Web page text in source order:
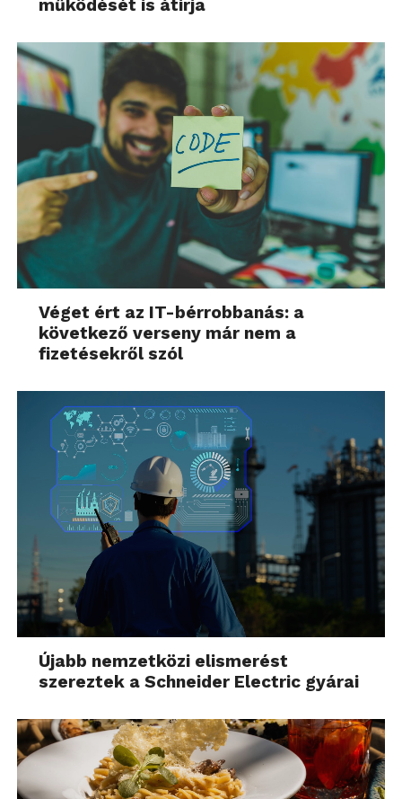
működését is átírja
Véget ért az IT-bérrobbanás: a
következő verseny már nem a
fizetésekről szól
Újabb nemzetközi elismerést
szereztek a Schneider Electric gyárai